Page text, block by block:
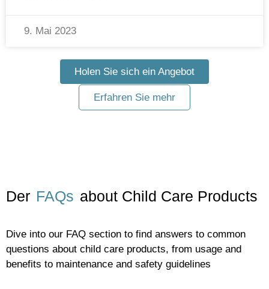
9. Mai 2023
Holen Sie sich ein Angebot
Erfahren Sie mehr
Der FAQs about Child Care Products
Dive into our FAQ section to find answers to common
questions about child care products, from usage and
benefits to maintenance and safety guidelines